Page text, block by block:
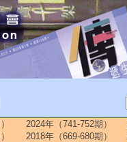
2024年（741-752期）
2018年（669-680期）